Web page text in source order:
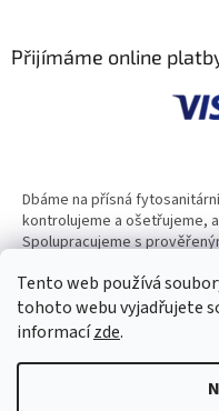
Tento web používá
tohoto webu vyjadřujete
informacízde.
Přijímáme online
Dbáme na přísná
kontrolujeme a ošetřujeme,
Spolupracujeme s